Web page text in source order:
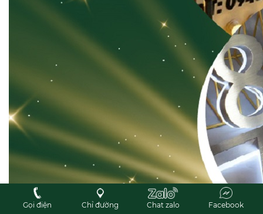
Gọi điện Chỉ đường Chat zalo Facebook